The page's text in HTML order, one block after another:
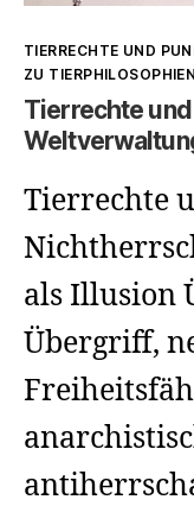
Kategorien
TIERRECHTE UND
ZU TIERPHILOSOPHIEN
Tierrechte
Tierrechte
als Illusion
Übergriff,